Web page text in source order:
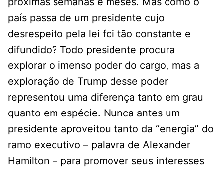
país passa de um presidente cujo
desrespeito pela lei foi tão constante e
difundido? Todo presidente procura
explorar o imenso poder do cargo, mas a
exploração de Trump desse poder
representou uma diferença tanto em grau
quanto em espécie. Nunca antes um
presidente aproveitou tanto da “energia” do
ramo executivo – palavra de Alexander
Hamilton – para promover seus interesses